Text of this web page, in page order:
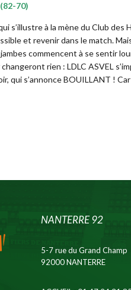
70)
s’illustre à la mène du Club des
et revenir dans le match.
commencent à se sentir
rien : LDLC ASVEL
qui s’annonce BOUILLANT !
NANTERRE 92
5-7 rue du Grand Champ
92000 NANTERRE